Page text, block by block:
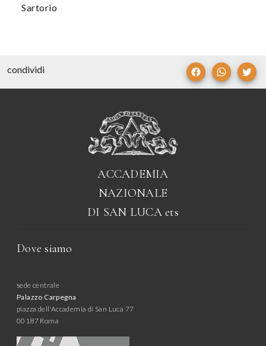
Sartorio
condividi
ACCADEMIA
NAZIONALE
DI SAN LUCAets
Dove siamo
sede centrale
Palazzo Carpegna
piazza dell'Accademia di San Luca 77
00187 Roma